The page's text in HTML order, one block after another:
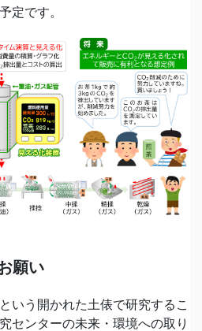
定です。
願い
いう開かれた土俵で研究するこ
センターの未来・環境への取り